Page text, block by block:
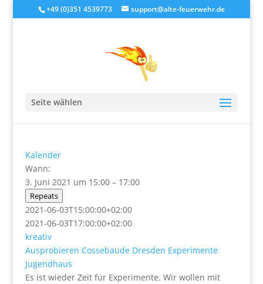
+49 (0)351 4539773 support@alte-feuerwehr.de
Seite wählen
Kalender
Wann:
3. Juni 2021 um 15:00 – 17:00
Repeats
2021-06-03T15:00:00+02:00
2021-06-03T17:00:00+02:00
kreativ
Ausprobieren Cossebaude Dresden Experimente
Jugendhaus
Es ist wieder Zeit für Experimente. Wir wollen mit